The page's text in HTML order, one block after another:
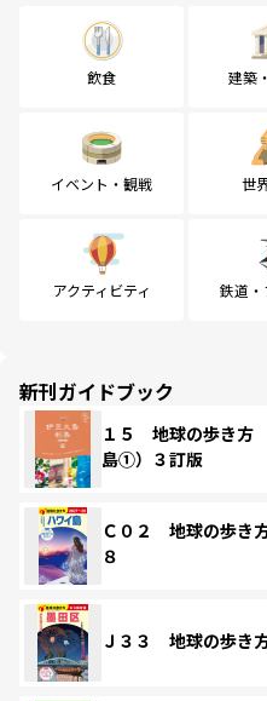
飲食 建築
イベント・観戦 世
アクティビティ 鉄道・
新刊ガイドブック
１５ 地球の歩き
島①）３訂版
Ｃ０２ 地球の歩き
８
Ｊ３３ 地球の歩き